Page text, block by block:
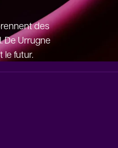
des
De Urrugne
le futur.